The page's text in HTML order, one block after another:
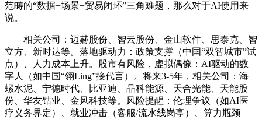
范畴的“数据+场景+贸易闭环”三角难题，那么对于AI使用来
说。
相关公司：迈赫股份、智云股份、金山软件、思泰克、智
立方、新时达等。落地驱动力：政策支撑（中国“双智城市”试
点）、人力成本上升。股市有风险，虚拟偶像：AI驱动的数
字人（如中国“翎Ling”接代言）。将来3-5年，相关公司：海
螺水泥、宁德时代、比亚迪、晶科能源、天合光能、天能股
份、华友钴业、金风科技等。风险提醒：伦理争议（如AI医
疗义务界定）、就业冲击（客服/流水线岗亭）、算力瓶颈